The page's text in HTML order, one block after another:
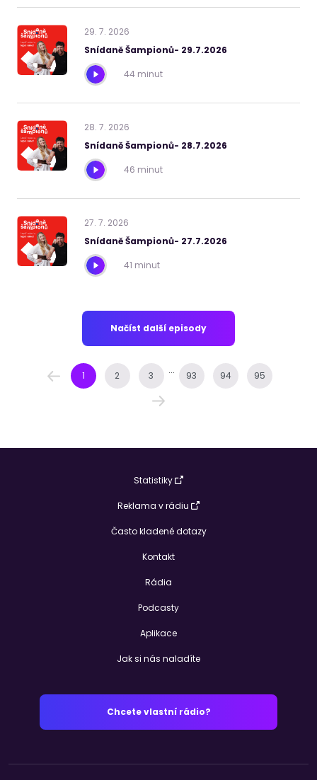
29. 7. 2026
Snídaně Šampionů- 29.7.2026
44 minut
28. 7. 2026
Snídaně Šampionů- 28.7.2026
46 minut
27. 7. 2026
Snídaně Šampionů- 27.7.2026
41 minut
Načíst další episody
1 2 3 ... 93 94 95
Statistiky
Reklama v rádiu
Často kladené dotazy
Kontakt
Rádia
Podcasty
Aplikace
Jak si nás naladíte
Chcete vlastní rádio?